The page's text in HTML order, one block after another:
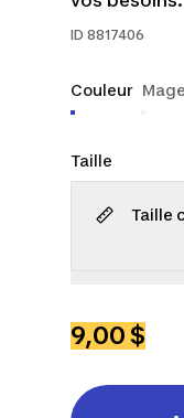
ID 8817406
Couleur
Taille
Taille
9,00 $